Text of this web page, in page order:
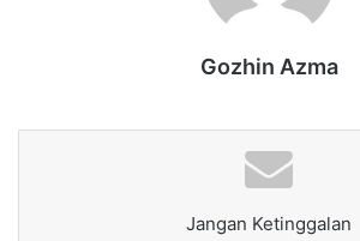
Gozhin Azma
Jangan Ketinggalan